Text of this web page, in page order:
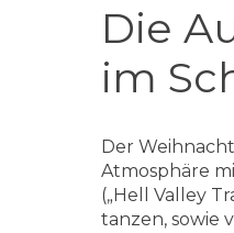
Die
im
Der
Atmosphäre
(„Hell Valley
tanzen, sowie